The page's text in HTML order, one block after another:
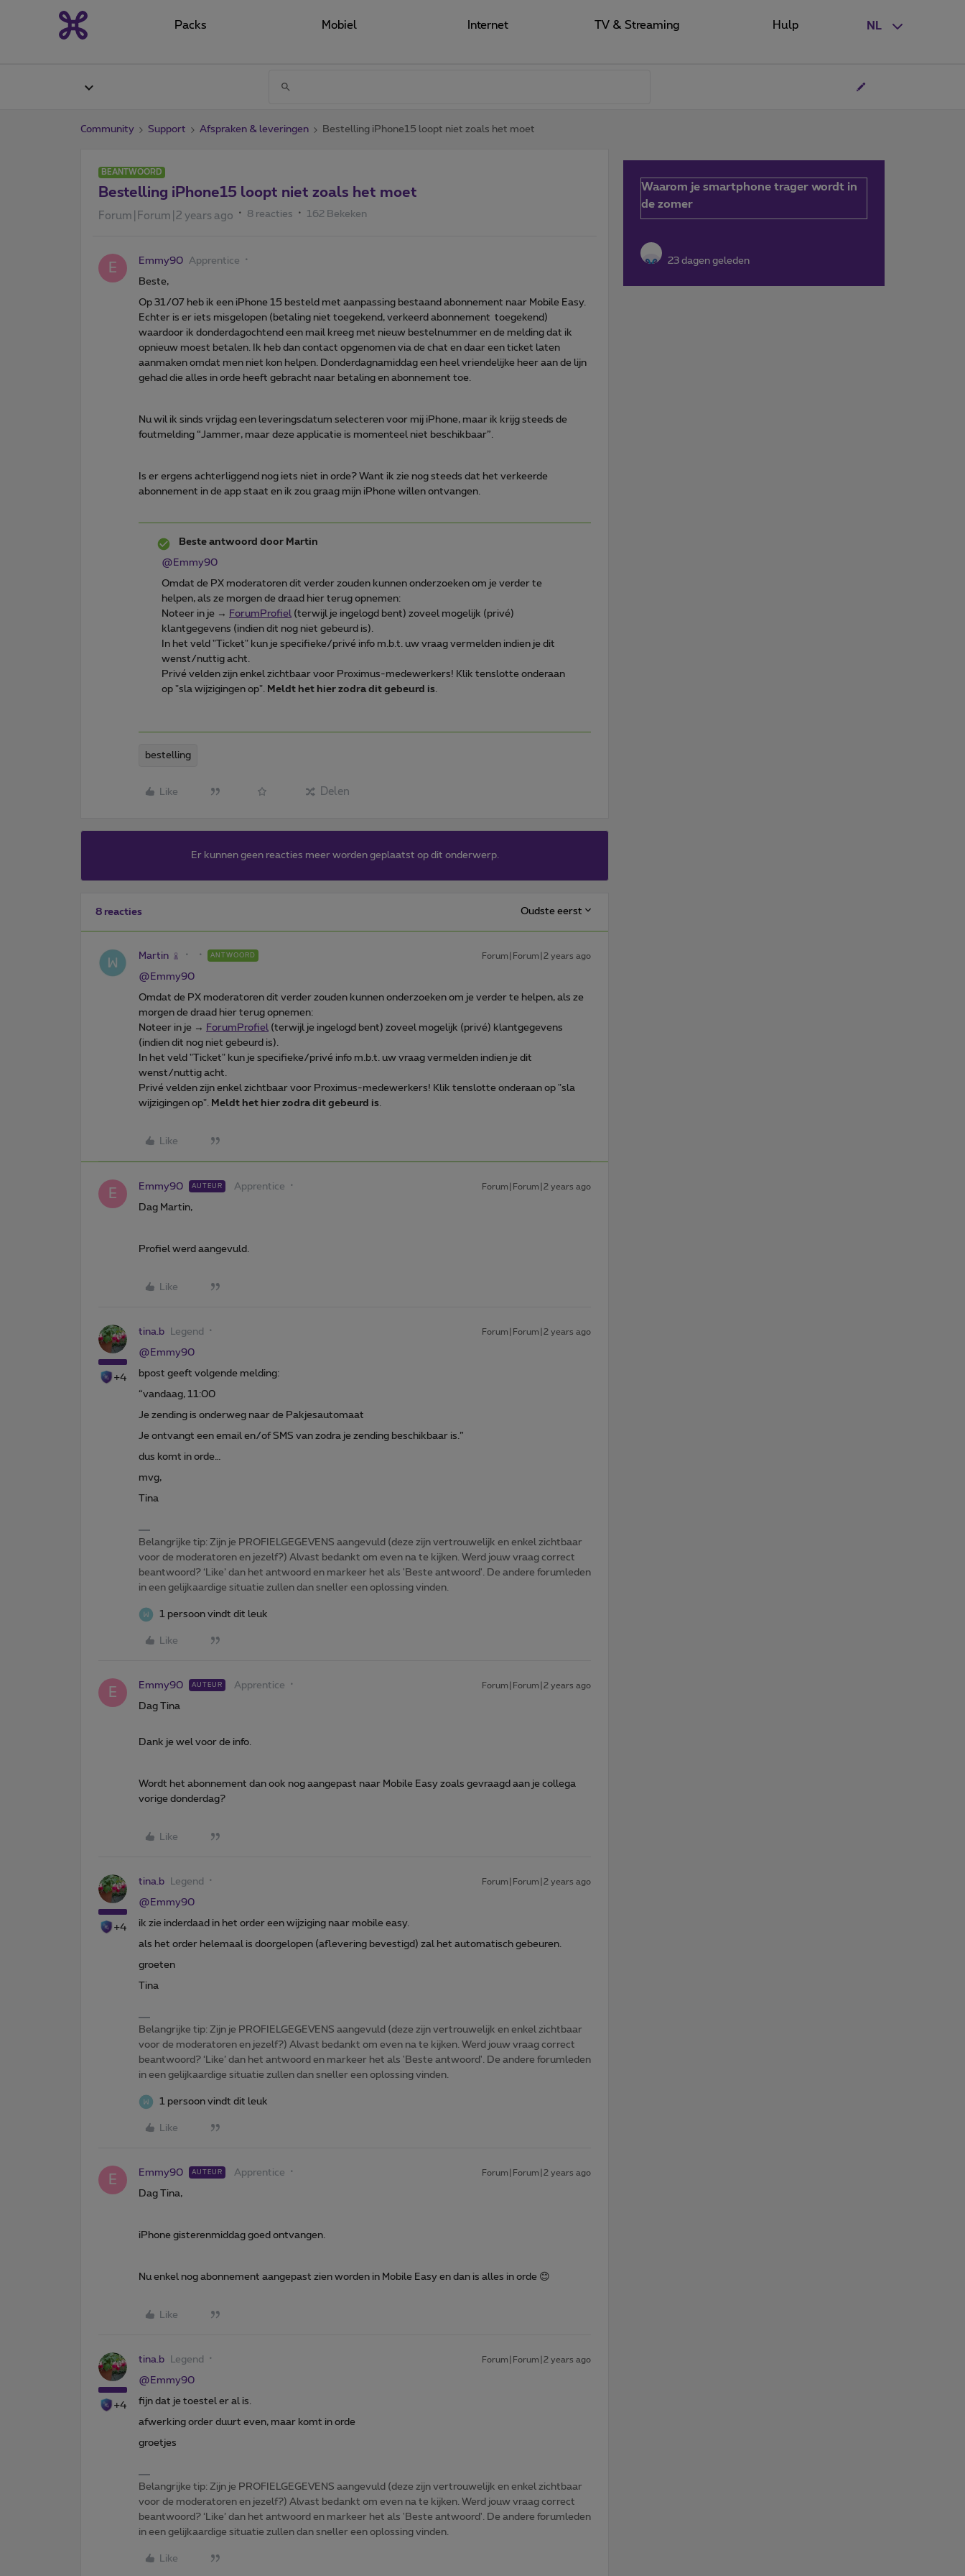
NL
Packs Mobiel Internet TV & Streaming Hulp
Community Support Afspraken & leveringen Bestelling iPhone15 loopt niet zoals het moet
BEANTWOORD
Bestelling iPhone15 loopt niet zoals het moet
Forum|Forum|2 years ago 8 reacties 162 Bekeken
E Emmy90 Apprentice
Beste,
Op 31/07 heb ik een iPhone 15 besteld met aanpassing bestaand abonnement naar Mobile Easy.
Echter is er iets misgelopen (betaling niet toegekend, verkeerd abonnement toegekend)
waardoor ik donderdagochtend een mail kreeg met nieuw bestelnummer en de melding dat ik
opnieuw moest betalen. Ik heb dan contact opgenomen via de chat en daar een ticket laten
aanmaken omdat men niet kon helpen. Donderdagnamiddag een heel vriendelijke heer aan de lijn
gehad die alles in orde heeft gebracht naar betaling en abonnement toe.
Nu wil ik sinds vrijdag een leveringsdatum selecteren voor mij iPhone, maar ik krijg steeds de
foutmelding “Jammer, maar deze applicatie is momenteel niet beschikbaar”.
Is er ergens achterliggend nog iets niet in orde? Want ik zie nog steeds dat het verkeerde
abonnement in de app staat en ik zou graag mijn iPhone willen ontvangen.
Beste antwoord door Martin
@Emmy90
Omdat de PX moderatoren dit verder zouden kunnen onderzoeken om je verder te
helpen, als ze morgen de draad hier terug opnemen:
Noteer in je → ForumProfiel (terwijl je ingelogd bent) zoveel mogelijk (privé)
klantgegevens (indien dit nog niet gebeurd is).
In het veld "Ticket" kun je specifieke/privé info m.b.t. uw vraag vermelden indien je dit
wenst/nuttig acht.
Privé velden zijn enkel zichtbaar voor Proximus-medewerkers! Klik tenslotte onderaan
op "sla wijzigingen op".
Meldt het hier zodra dit gebeurd is
bestelling
Like Delen
Er kunnen geen reacties meer worden geplaatst op dit onderwerp.
8 reacties Oudste eerst
Martin ANTWOORD Forum|Forum|2 years ago
@Emmy90
Omdat de PX moderatoren dit verder zouden kunnen onderzoeken om je verder te helpen, als ze
morgen de draad hier terug opnemen:
Noteer in je → ForumProfiel (terwijl je ingelogd bent) zoveel mogelijk (privé) klantgegevens
(indien dit nog niet gebeurd is).
In het veld "Ticket" kun je specifieke/privé info m.b.t. uw vraag vermelden indien je dit
wenst/nuttig acht.
Privé velden zijn enkel zichtbaar voor Proximus-medewerkers! Klik tenslotte onderaan op "sla
wijzigingen op".
Meldt het hier zodra dit gebeurd is
Like
E Emmy90 AUTEUR Apprentice Forum|Forum|2 years ago
Dag Martin,
Profiel werd aangevuld.
Like
+4
tina.b Legend Forum|Forum|2 years ago
@Emmy90
bpost geeft volgende melding:
“vandaag, 11:00
Je zending is onderweg naar de Pakjesautomaat
Je ontvangt een email en/of SMS van zodra je zending beschikbaar is.”
dus komt in orde…
mvg,
Tina
Belangrijke tip: Zijn je PROFIELGEGEVENS aangevuld (deze zijn vertrouwelijk en enkel zichtbaar
voor de moderatoren en jezelf?) Alvast bedankt om even na te kijken. Werd jouw vraag correct
beantwoord? ‘Like’ dan het antwoord en markeer het als 'Beste antwoord'. De andere forumleden
in een gelijkaardige situatie zullen dan sneller een oplossing vinden.
1 persoon vindt dit leuk
Like
E Emmy90 AUTEUR Apprentice Forum|Forum|2 years ago
Dag Tina
Dank je wel voor de info.
Wordt het abonnement dan ook nog aangepast naar Mobile Easy zoals gevraagd aan je collega
vorige donderdag?
Like
+4
tina.b Legend Forum|Forum|2 years ago
@Emmy90
ik zie inderdaad in het order een wijziging naar mobile easy.
als het order helemaal is doorgelopen (aflevering bevestigd) zal het automatisch gebeuren.
groeten
Tina
Belangrijke tip: Zijn je PROFIELGEGEVENS aangevuld (deze zijn vertrouwelijk en enkel zichtbaar
voor de moderatoren en jezelf?) Alvast bedankt om even na te kijken. Werd jouw vraag correct
beantwoord? ‘Like’ dan het antwoord en markeer het als 'Beste antwoord'. De andere forumleden
in een gelijkaardige situatie zullen dan sneller een oplossing vinden.
1 persoon vindt dit leuk
Like
E Emmy90 AUTEUR Apprentice Forum|Forum|2 years ago
Dag Tina,
iPhone gisterenmiddag goed ontvangen.
Nu enkel nog abonnement aangepast zien worden in Mobile Easy en dan is alles in orde 😊
Like
+4
tina.b Legend Forum|Forum|2 years ago
@Emmy90
fijn dat je toestel er al is.
afwerking order duurt even, maar komt in orde
groetjes
Belangrijke tip: Zijn je PROFIELGEGEVENS aangevuld (deze zijn vertrouwelijk en enkel zichtbaar
voor de moderatoren en jezelf?) Alvast bedankt om even na te kijken. Werd jouw vraag correct
beantwoord? ‘Like’ dan het antwoord en markeer het als 'Beste antwoord'. De andere forumleden
in een gelijkaardige situatie zullen dan sneller een oplossing vinden.
Like
Waarom je smartphone trager wordt in
de zomer
23 dagen geleden